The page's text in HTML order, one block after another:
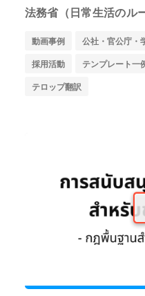
法務省（日常生活のル
動画事例 公社・官公庁・
採用活動
テンプレート一
テロップ翻訳